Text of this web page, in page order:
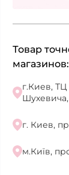
Товар
магазинов:
г.Киев,
Шухевича,
г. Киев,
м.Київ,